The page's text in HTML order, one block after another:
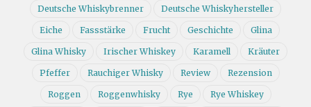
Deutsche Whiskybrenner Deutsche Whiskyhersteller
Eiche Fassstärke Frucht Geschichte Glina
Glina Whisky Irischer Whiskey Karamell Kräuter
Pfeffer Rauchiger Whisky Review Rezension
Roggen Roggenwhisky Rye Rye Whiskey